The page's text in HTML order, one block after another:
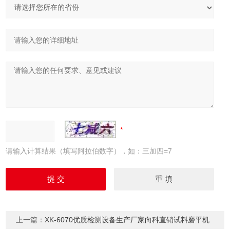
请输入计算结果（填写阿拉伯数字），如：三加四=7
上一篇： XK-6070优质检测设备生产厂家向科直销试料磨平机